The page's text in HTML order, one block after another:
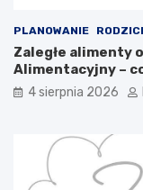
PLANOWANIE
Zaległe alimenty
Alimentacyjny –
4 sierpnia 2026